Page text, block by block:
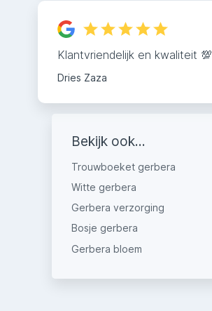
Klantvriendelijk en kwaliteit 💯
Dries Zaza
Bekijk ook...
Trouwboeket gerbera
Witte gerbera
Gerbera verzorging
Bosje gerbera
Gerbera bloem